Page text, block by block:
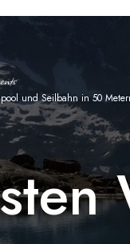
und Seilbahn in 50